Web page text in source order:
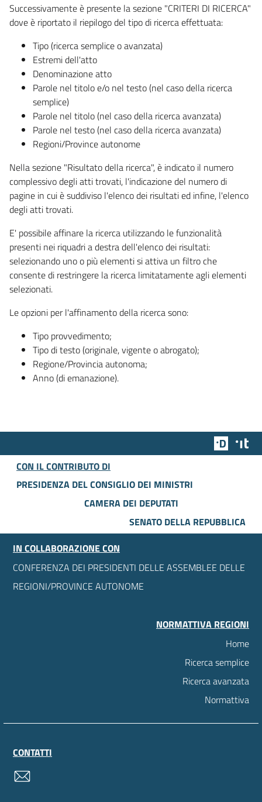
Successivamente è presente la sezione "CRITERI DI RICERCA"
dove è riportato il riepilogo del tipo di ricerca effettuata:
Tipo (ricerca semplice o avanzata)
Estremi dell'atto
Denominazione atto
Parole nel titolo e/o nel testo (nel caso della ricerca
semplice)
Parole nel titolo (nel caso della ricerca avanzata)
Parole nel testo (nel caso della ricerca avanzata)
Regioni/Province autonome
Nella sezione "Risultato della ricerca", è indicato il numero
complessivo degli atti trovati, l'indicazione del numero di
pagine in cui è suddiviso l'elenco dei risultati ed infine, l'elenco
degli atti trovati.
E' possibile affinare la ricerca utilizzando le funzionalità
presenti nei riquadri a destra dell'elenco dei risultati:
selezionando uno o più elementi si attiva un filtro che
consente di restringere la ricerca limitatamente agli elementi
selezionati.
Le opzioni per l'affinamento della ricerca sono:
Tipo provvedimento;
Tipo di testo (originale, vigente o abrogato);
Regione/Provincia autonoma;
Anno (di emanazione).
Team
CON IL CONTRIBUTO DI
PRESIDENZA DEL CONSIGLIO DEI MINISTRI
CAMERA DEI DEPUTATI
SENATO DELLA REPUBBLICA
IN COLLABORAZIONE CON
CONFERENZA DEI PRESIDENTI DELLE ASSEMBLEE DELLE
REGIONI/PROVINCE AUTONOME
NORMATTIVA REGIONI
Home
Ricerca semplice
Ricerca avanzata
Normattiva
CONTATTI